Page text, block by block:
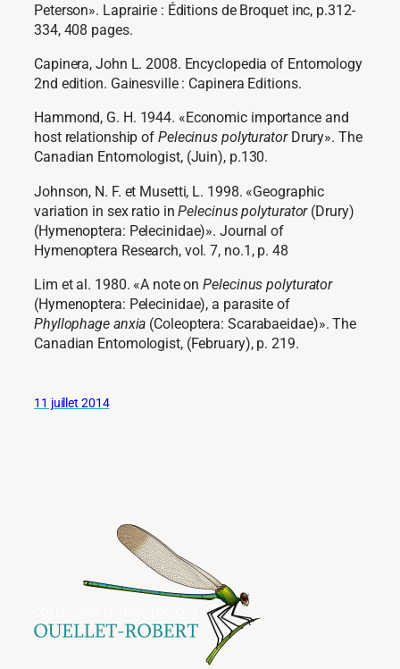
Peterson». Laprairie : Éditions de Broquet inc, p.312-
334, 408 pages.
Capinera, John L. 2008. Encyclopedia of Entomology
2nd edition. Gainesville : Capinera Editions.
Hammond, G. H. 1944. «Economic importance and
host relationship of Pelecinus polyturatorDrury». The
Canadian Entomologist, (Juin), p.130.
Johnson, N. F. et Musetti, L. 1998. «Geographic
variation in sex ratio inPelecinus polyturator(Drury)
(Hymenoptera: Pelecinidae)». Journal of
Hymenoptera Research, vol. 7, no.1, p. 48
Lim et al. 1980. «A note onPelecinus polyturator
(Hymenoptera: Pelecinidae), a parasite of
Phyllophage anxia (Coleoptera: Scarabaeidae)». The
Canadian Entomologist, (February), p. 219.
11 juillet 2014